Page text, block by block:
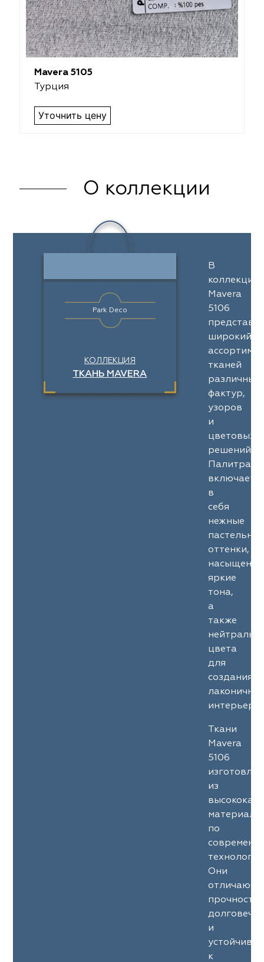
Mavera 5105
Турция
Уточнить цену
О коллекции
Park Deco
КОЛЛЕКЦИЯ
ТКАНЬ MAVERA
В
коллекции
Mavera
5106
широкий
тканей
различных
фактур,
узоров
и
цветовых
решений.
Палитра
включает
в
себя
нежные
оттенки,
яркие
тона,
а
также
цвета
для
создания
Ткани
Mavera
5106
из
по
Они
и
к